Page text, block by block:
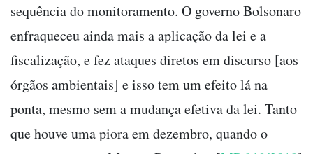
sequência do monitoramento. O governo Bolsonaro
enfraqueceu ainda mais a aplicação da lei e a
fiscalização, e fez ataques diretos em discurso [aos
órgãos ambientais] e isso tem um efeito lá na
ponta, mesmo sem a mudança efetiva da lei. Tanto
que houve uma piora em dezembro, quando o